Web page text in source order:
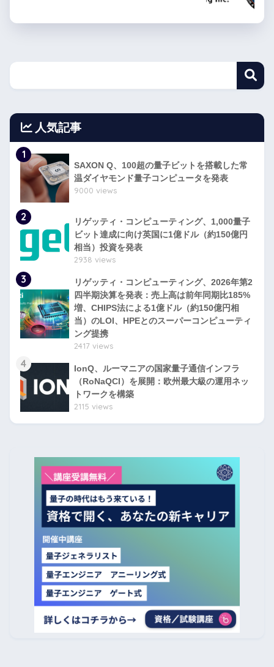
人気記事
1
SAXON Q、100超の量子ビットを搭載した常
温ダイヤモンド量子コンピュータを発表
9000 views
2
リゲッティ・コンピューティング、1,000量子
ビット達成に向け英国に1億ドル（約150億円
相当）投資を発表
2938 views
3
リゲッティ・コンピューティング、2026年第2
四半期決算を発表：売上高は前年同期比185%
増、CHIPS法による1億ドル（約150億円相
当）のLOI、HPEとのスーパーコンピューティ
ング提携
2417 views
4
IonQ、ルーマニアの国家量子通信インフラ
（RoNaQCI）を展開：欧州最大級の運用ネッ
トワークを構築
2115 views